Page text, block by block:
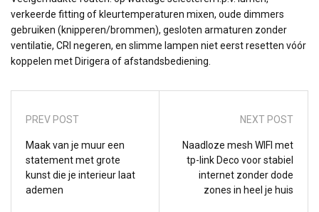
verkeerde fitting of kleurtemperaturen mixen, oude dimmers
gebruiken (knipperen/brommen), gesloten armaturen zonder
ventilatie, CRI negeren, en slimme lampen niet eerst resetten vóór
koppelen met Dirigera of afstandsbediening.
PREV POST
Maak van je muur een
statement met grote
kunst die je interieur laat
ademen
NEXT POST
Naadloze mesh WIFI met
tp-link Deco voor stabiel
internet zonder dode
zones in heel je huis